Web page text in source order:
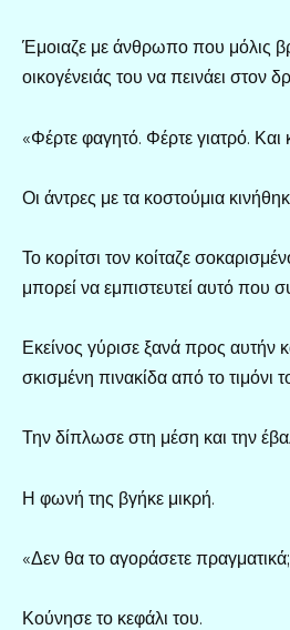
Έμοιαζε με άνθρωπο που μόλις
οικογένειάς του να πεινάει στον
«Φέρτε φαγητό. Φέρτε γιατρό. Και
Οι άντρες με τα κοστούμια
Το κορίτσι τον κοίταζε
μπορεί να εμπιστευτεί αυτό που
Εκείνος γύρισε ξανά προς αυτήν
σκισμένη πινακίδα από το τιμόνι
Την δίπλωσε στη μέση και την
Η φωνή της βγήκε μικρή.
«Δεν θα το αγοράσετε
Κούνησε το κεφάλι του.